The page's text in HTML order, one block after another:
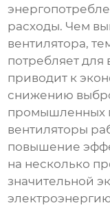
расходы. Чем
вентилятора,
потребляет для
приводит к
снижению
промышленных
вентиляторы
повышение
на несколько
значительной